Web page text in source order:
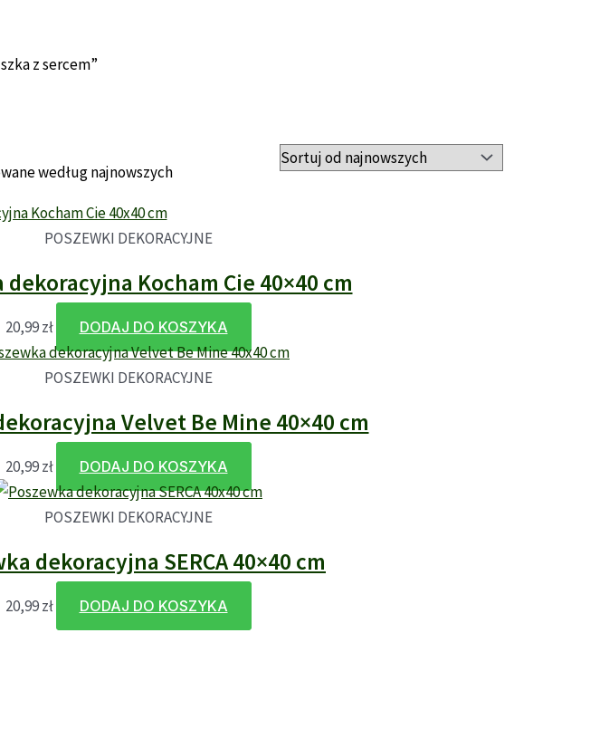
z sercem”
według najnowszych
POSZEWKI DEKORACYJNE
dekoracyjna Kocham Cie 40×40 cm
20,99zł DODAJ DO KOSZYKA
POSZEWKI DEKORACYJNE
Velvet Be Mine 40×40 cm
20,99zł DODAJ DO KOSZYKA
POSZEWKI DEKORACYJNE
dekoracyjna SERCA 40×40 cm
20,99zł DODAJ DO KOSZYKA